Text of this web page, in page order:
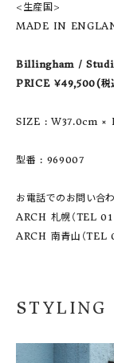
<生産国>
MADE IN
Billingham /
PRICE ￥49,500(税
SIZE : W37.0cm ×
型番 : 969007
お電話でのお問い合
ARCH 札幌（TEL
ARCH 南青山（TEL
STYLING